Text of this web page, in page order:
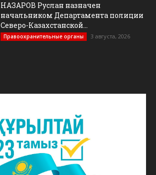
НАЗАРОВ Руслан назначен
начальником Департамента полиции
Северо-Казахстанской...
Правоохранительные органы 3 августа, 2026